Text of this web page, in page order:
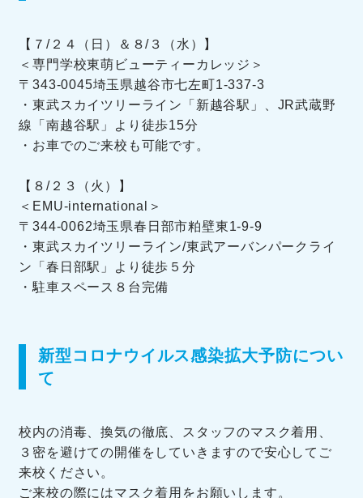
【７/２４（日）＆８/３（水）】
＜専門学校東萌ビューティーカレッジ＞
〒343-0045埼玉県越谷市七左町1-337-3
・東武スカイツリーライン「新越谷駅」、JR武蔵野
線「南越谷駅」より徒歩15分
・お車でのご来校も可能です。
【８/２３（火）】
＜EMU-international＞
〒344-0062埼玉県春日部市粕壁東1-9-9
・東武スカイツリーライン/東武アーバンパークライ
ン「春日部駅」より徒歩５分
・駐車スペース８台完備
新型コロナウイルス感染拡大予防につい
て
校内の消毒、換気の徹底、スタッフのマスク着用、
３密を避けての開催をしていきますので安心してご
来校ください。
ご来校の際にはマスク着用をお願いします。